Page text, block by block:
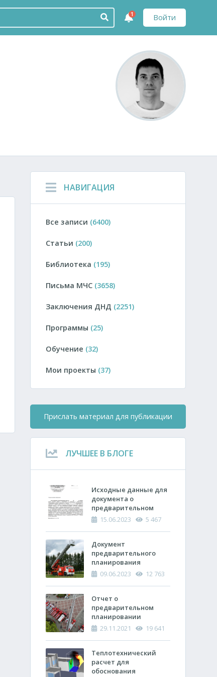
Войти
1
НАВИГАЦИЯ
Все записи (6400)
Статьи (200)
Библиотека (195)
Письма МЧС (3658)
Заключения ДНД (2251)
Программы (25)
Обучение (32)
Мои проекты (37)
Прислать материал для публикации
ЛУЧШЕЕ В БЛОГЕ
Исходные данные для
документа о
предварительном
планировании
подразделений по
тушению пожара
15.06.2023 5 467
Документ
предварительного
планирования
действий по тушению
спасательных работ
(ОПП)
09.06.2023 12 763
Отчет о
предварительном
планировании
действий пожарно-
тушению пожара и
проведению
аварийно-
29.11.2021 19 641
Теплотехнический
расчет ​для
обоснования